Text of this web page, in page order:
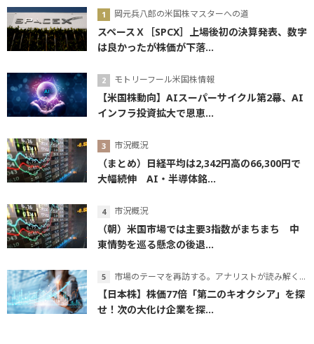
岡元兵八郎の米国株マスターへの道
スペースＸ［SPCX］上場後初の決算発表、数字
は良かったが株価が下落...
モトリーフール米国株情報
【米国株動向】AIスーパーサイクル第2幕、AI
インフラ投資拡大で恩恵...
市況概況
（まとめ）日経平均は2,342円高の66,300円で
大幅続伸 AI・半導体銘...
市況概況
（朝）米国市場では主要3指数がまちまち 中
東情勢を巡る懸念の後退...
市場のテーマを再訪する。アナリストが読み解くテーマの本質
【日本株】株価77倍「第二のキオクシア」を探
せ！次の大化け企業を探...